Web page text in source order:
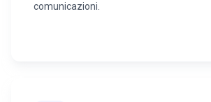
comunicazioni.